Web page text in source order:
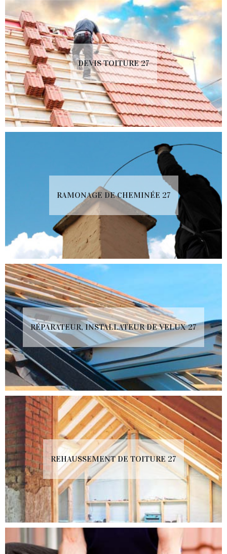
DEVIS TOITURE 27
RAMONAGE DE CHEMINÉE 27
RÉPARATEUR, INSTALLATEUR DE VELUX 27
REHAUSSEMENT DE TOITURE 27